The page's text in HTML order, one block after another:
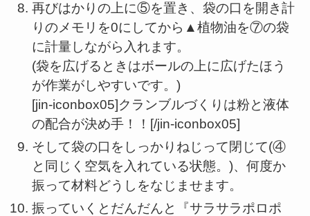
再びはかりの上に⑤を置き、袋の口を開き計
りのメモリを0にしてから▲植物油を⑦の袋
に計量しながら入れます。
(袋を広げるときはボールの上に広げたほう
が作業がしやすいです。)
[jin-iconbox05]クランブルづくりは粉と液体
の配合が決め手！！[/jin-iconbox05]
そして袋の口をしっかりねじって閉じて(④
と同じく空気を入れている状態。)、何度か
振って材料どうしをなじませます。
振っていくとだんだんと『サラサラポロポ